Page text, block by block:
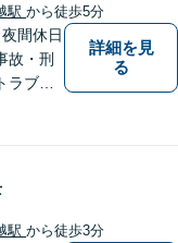
駅 から徒歩5分
間休日
故・刑
ブル
ごと
連絡く
詳細を見
る
駅 から徒歩3分